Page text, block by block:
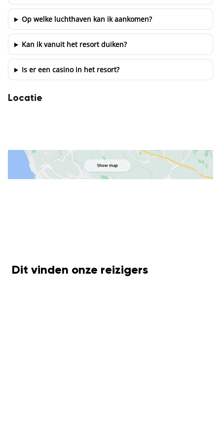
Op welke luchthaven kan ik aankomen?
Kan ik vanuit het resort duiken?
Is er een casino in het resort?
Locatie
Dit vinden onze reizigers